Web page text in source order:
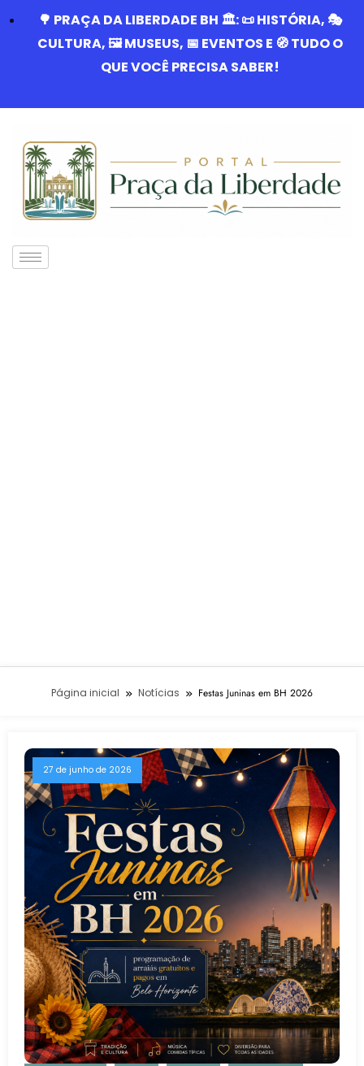
🌳 PRAÇA DA LIBERDADE BH 🏛️: 📜 HISTÓRIA, 🎭
CULTURA, 🖼️ MUSEUS, 📅 EVENTOS E 🧭 TUDO O
QUE VOCÊ PRECISA SABER!
Página inicial Notícias Festas Juninas em BH 2026
27 de junho de 2026